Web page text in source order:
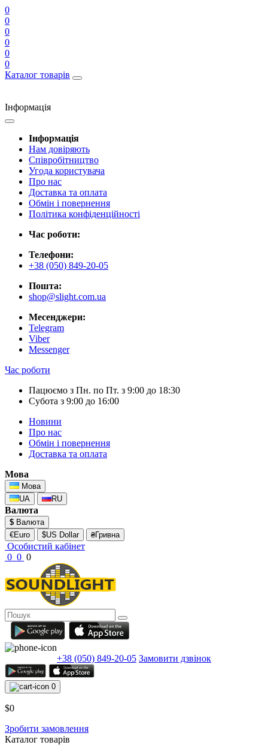
0
0
0
0
0
0
Каталог товарів
Інформація
Інформація
Нам довіряють
Співробітництво
Угода користувача
Про нас
Доставка та оплата
Обмін і повернення
Політика конфіденційності
Час роботи:
Телефони:
+38 (050) 849-20-05
Пошта:
shop@slight.com.ua
Месенджери:
Telegram
Viber
Messenger
Час роботи
Пацюємо з Пн. по Пт. з 9:00 до 18:30
Субота з 9:00 до 16:00
Новини
Про нас
Обмін і повернення
Доставка та оплата
Мова
Мова
UA
RU
Валюта
$ Валюта
€Euro
$US Dollar ₴Гривна
Особистий кабінет
0 0 0
+38 (050) 849-20-05 Замовити дзвінок
0
$0
Зробити замовлення
Каталог товарів